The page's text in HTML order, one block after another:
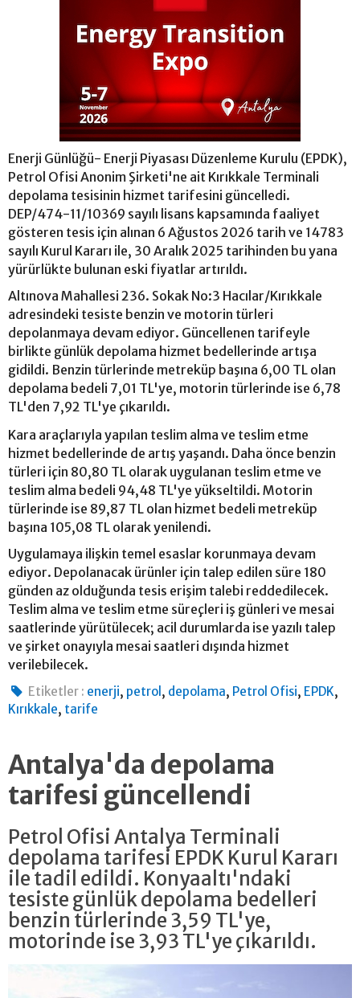
Enerji Günlüğü- Enerji Piyasası Düzenleme Kurulu (EPDK),
Petrol Ofisi Anonim Şirketi'ne ait Kırıkkale Terminali
depolama tesisinin hizmet tarifesini güncelledi.
DEP/474-11/10369 sayılı lisans kapsamında faaliyet
gösteren tesis için alınan 6 Ağustos 2026 tarih ve 14783
sayılı Kurul Kararı ile, 30 Aralık 2025 tarihinden bu yana
yürürlükte bulunan eski fiyatlar artırıldı.
Altınova Mahallesi 236. Sokak No:3 Hacılar/Kırıkkale
adresindeki tesiste benzin ve motorin türleri
depolanmaya devam ediyor. Güncellenen tarifeyle
birlikte günlük depolama hizmet bedellerinde artışa
gidildi. Benzin türlerinde metreküp başına 6,00 TL olan
depolama bedeli 7,01 TL'ye, motorin türlerinde ise 6,78
TL'den 7,92 TL'ye çıkarıldı.
Kara araçlarıyla yapılan teslim alma ve teslim etme
hizmet bedellerinde de artış yaşandı. Daha önce benzin
türleri için 80,80 TL olarak uygulanan teslim etme ve
teslim alma bedeli 94,48 TL'ye yükseltildi. Motorin
türlerinde ise 89,87 TL olan hizmet bedeli metreküp
başına 105,08 TL olarak yenilendi.
Uygulamaya ilişkin temel esaslar korunmaya devam
ediyor. Depolanacak ürünler için talep edilen süre 180
günden az olduğunda tesis erişim talebi reddedilecek.
Teslim alma ve teslim etme süreçleri iş günleri ve mesai
saatlerinde yürütülecek; acil durumlarda ise yazılı talep
ve şirket onayıyla mesai saatleri dışında hizmet
verilebilecek.
Etiketler : enerji, petrol , depolama, Petrol Ofisi, EPDK,
Kırıkkale, tarife
Antalya'da depolama
tarifesi güncellendi
Petrol Ofisi Antalya Terminali
depolama tarifesi EPDK Kurul Kararı
ile tadil edildi. Konyaaltı'ndaki
tesiste günlük depolama bedelleri
benzin türlerinde 3,59 TL'ye,
motorinde ise 3,93 TL'ye çıkarıldı.